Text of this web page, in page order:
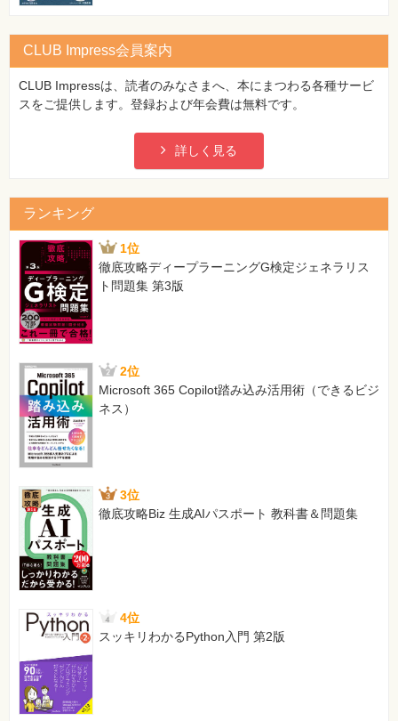
CLUB Impress会員案内
CLUB Impressは、読者のみなさまへ、本にまつわる各種サービ
スをご提供します。登録および年会費は無料です。
詳しく見る
ランキング
1位
徹底攻略ディープラーニングG検定ジェネラリス
ト問題集 第3版
2位
Microsoft 365 Copilot踏み込み活用術（できるビジ
ネス）
3位
徹底攻略Biz 生成AIパスポート 教科書＆問題集
4位
スッキリわかるPython入門 第2版